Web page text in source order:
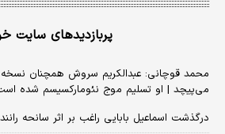
پربازدیدهای سایت
محمد قوچانی: عبدالکریم سروش همچنان نسخه
می‌پیچد | او تسلیم موج نئومارکسیسم شده
درگذشت اسماعیل بابایی راغب بر اثر سانحه